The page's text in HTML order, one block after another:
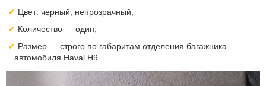
Цвет: черный, непрозрачный;
Количество — один;
Размер — строго по габаритам отделения багажника
автомобиля Haval H9.